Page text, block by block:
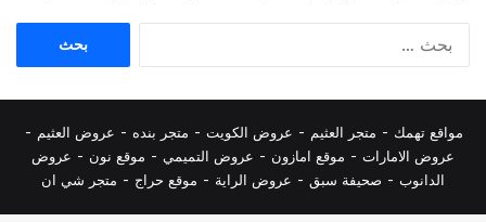
مواقع تهمك - متجر العثيم - عروض الكويت - متجر بنده - عروض العثيم -
عروض الامارات - موقع امازون - عروض التميمي - موقع نون - عروض
الدانوب - صحيفة سبق - عروض الراية - موقع حراج - متجر شي ان